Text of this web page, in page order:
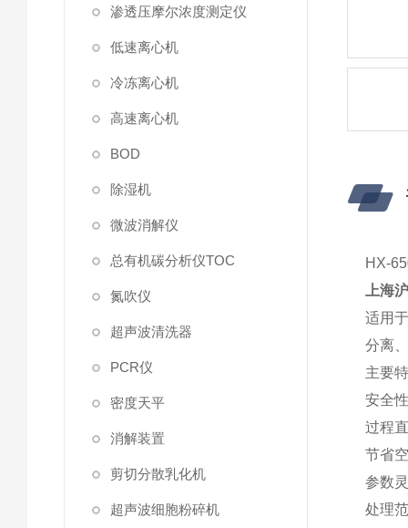
渗透压摩尔浓度测定仪
低速离心机
冷冻离心机
高速离心机
BOD
除湿机
微波消解仪
总有机碳分析仪TOC
氮吹仪
超声波清洗器
PCR仪
密度天平
消解装置
剪切分散乳化机
超声波细胞粉碎机
HX-
上海
适用
分离
主要
安全
过程
节省
参数
处理